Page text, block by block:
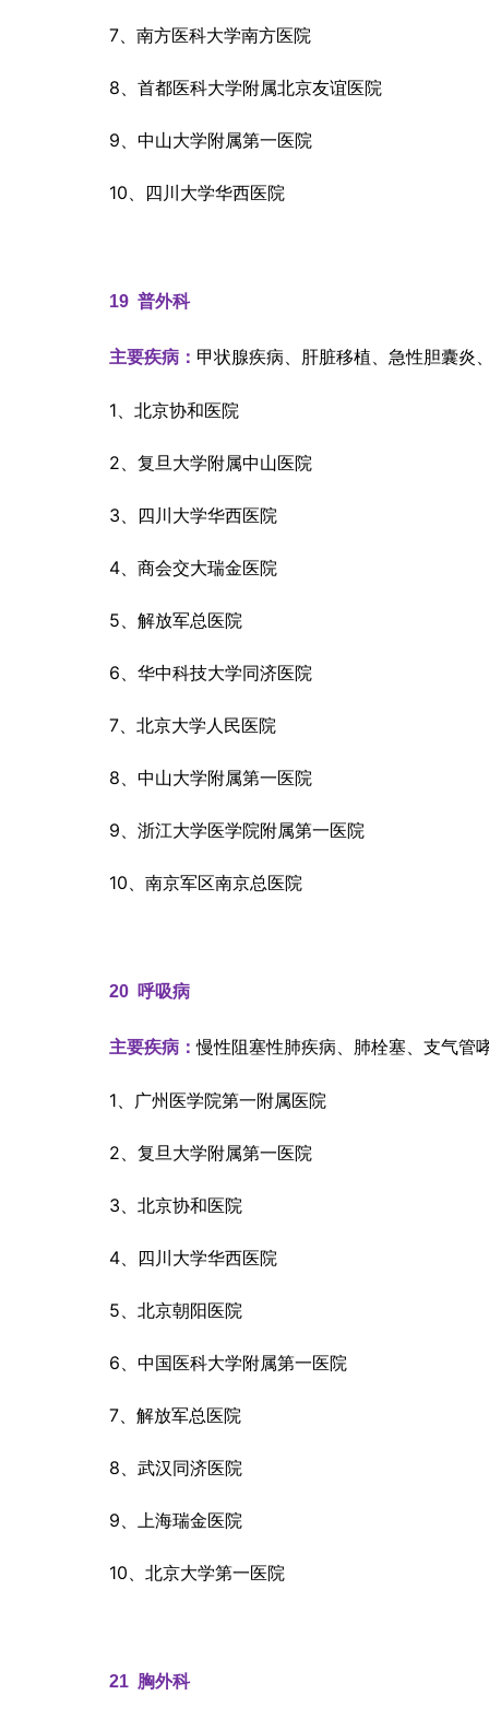
7、南方医科大学南方医院
8、首都医科大学附属北京友谊医院
9、中山大学附属第一医院
10、四川大学华西医院
19 普外科
主要疾病： 甲状腺疾病、肝脏移植、急性胆囊炎
1、北京协和医院
2、复旦大学附属中山医院
3、四川大学华西医院
4、商会交大瑞金医院
5、解放军总医院
6、华中科技大学同济医院
7、北京大学人民医院
8、中山大学附属第一医院
9、浙江大学医学院附属第一医院
10、南京军区南京总医院
20 呼吸病
主要疾病：慢性阻塞性肺疾病、肺栓塞、支气管
1、广州医学院第一附属医院
2、复旦大学附属第一医院
3、北京协和医院
4、四川大学华西医院
5、北京朝阳医院
6、中国医科大学附属第一医院
7、解放军总医院
8、武汉同济医院
9、上海瑞金医院
10、北京大学第一医院
21 胸外科